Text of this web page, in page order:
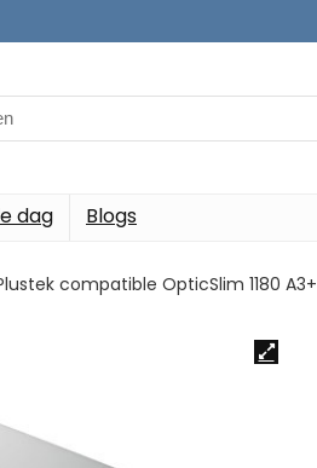
dag Blogs
compatible OpticSlim 1180 A3+